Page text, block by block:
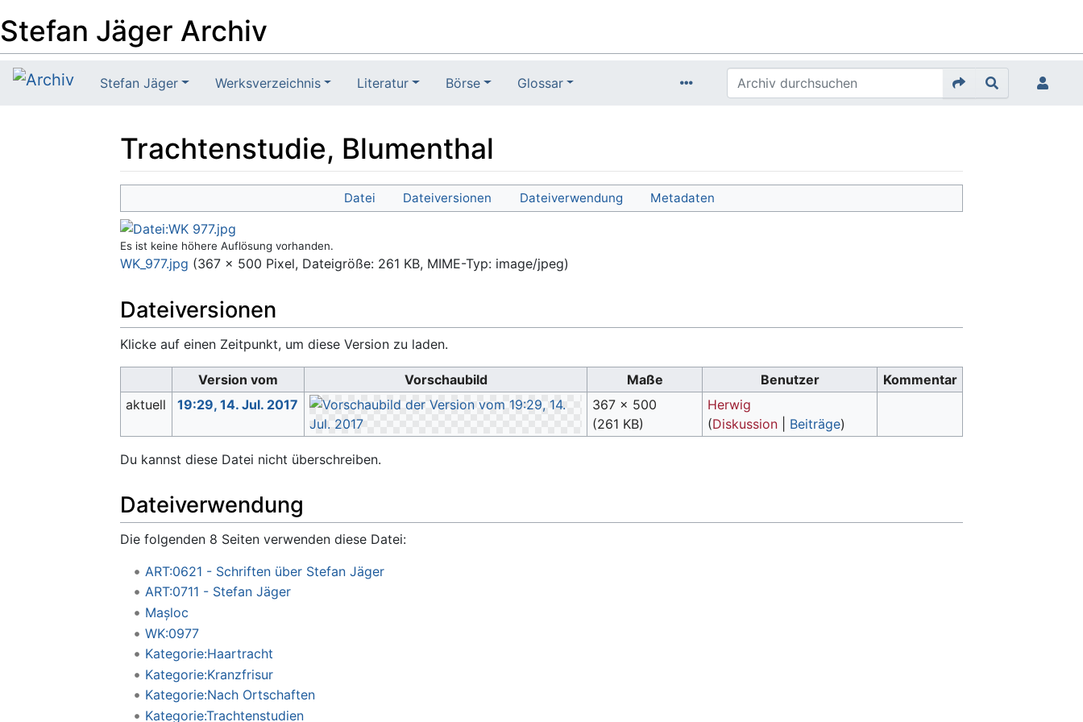
Stefan Jäger Archiv
Stefan Jäger Werksverzeichnis Literatur Börse Glossar
Trachtenstudie, Blumenthal
Datei Dateiversionen Dateiverwendung Metadaten
Es ist keine höhere Auflösung vorhanden.
WK_977.jpg (367 × 500 Pixel, Dateigröße: 261 KB, MIME-Typ: image/jpeg)
Dateiversionen
Klicke auf einen Zeitpunkt, um diese Version zu laden.
Version vom Vorschaubild Maße Benutzer
Kommentar
aktuell
19:29, 14. Jul. 2017
367 × 500
(261 KB)
Herwig
(Diskussion Beiträge)
Du kannst diese Datei nicht überschreiben.
Dateiverwendung
Die folgenden 8 Seiten verwenden diese Datei:
ART:0621 - Schriften über Stefan Jäger
ART:0711 - Stefan Jäger
Mașloc
WK:0977
Kategorie:Haartracht
Kategorie:Kranzfrisur
Kategorie:Nach Ortschaften
Kategorie:Trachtenstudien